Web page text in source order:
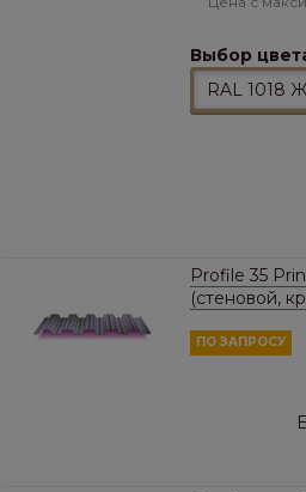
Выбор
RAL 1018
Profile 35
(стеновой,
ПО ЗАПРОСУ